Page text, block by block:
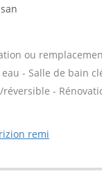
ou
- Salle de bain
-
remi